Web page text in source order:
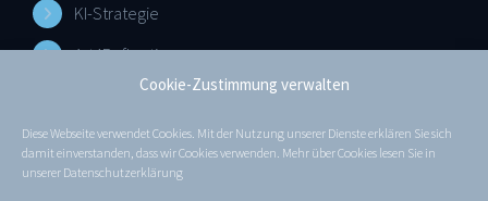
Cookie-Zustimmung verwalten
Diese Webseite verwendet Cookies. Mit der Nutzung unserer Dienste erklären Sie sich
damit einverstanden, dass wir Cookies verwenden. Mehr über Cookies lesen Sie in
unserer Datenschutzerklärung
KI-Strategie
Art4Reflection
MEHR ERFAHREN